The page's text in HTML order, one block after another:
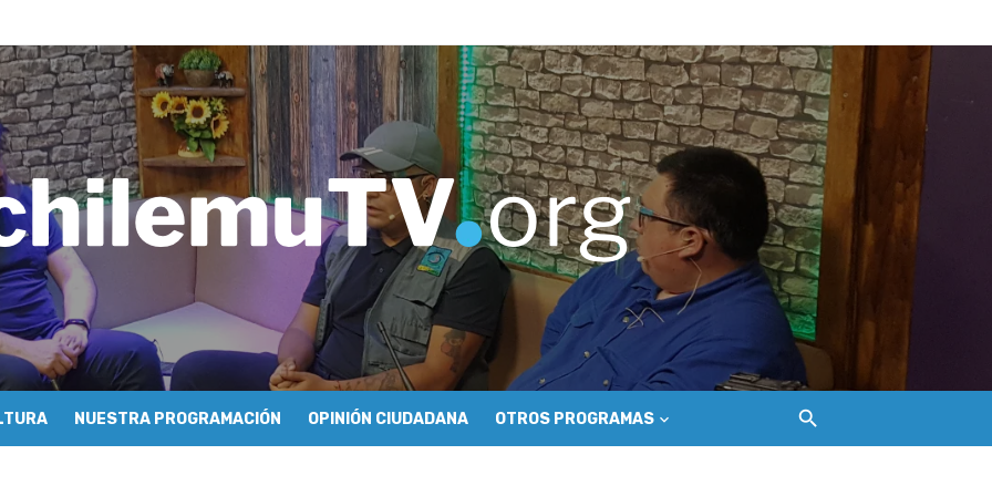
y floricultura con María Lina Fermandois y Luis Polanco
inician la construcción participativa del Plan Local de Restauración del Secano Costero Nilahue
a sus finalistas en su segunda clasificatoria
03: lessons on flight – Cecilia Araneda
celebra 50 años de carrera en Pichilemu
frontal en Pichilemu junto al alcalde Roberto Córdova
suscriben convenio para esterilización de mascotas
Primaria fortalecen alianza para mejorar el acceso a la atención gastroenterológica
se refieren a cuestionamientos al CFT O’Higgins
como la ciudad con la conexión a internet más rápida del mundo
NUESTRA PROGRAMACIÓN OPINIÓN CIUDADANA OTROS PROGRAMAS